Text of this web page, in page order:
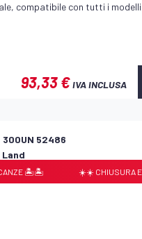
compatibile con tutti i modelli.
93,33 €IVA INCLUSA
300UN 52486
GALAXY WILD LAND
🏝️🏝️ ☀️☀️ CHIUSURA ESTIVA